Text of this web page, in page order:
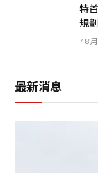
特
規
7 8
最新消息